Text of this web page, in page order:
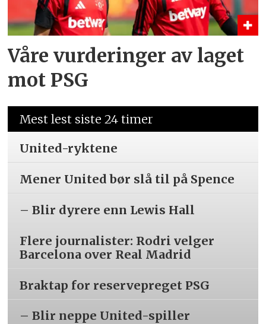
Våre vurderinger av laget
mot PSG
Mest lest siste 24 timer
United-ryktene
Mener United bør slå til på Spence
– Blir dyrere enn Lewis Hall
Flere journalister: Rodri velger
Barcelona over Real Madrid
Braktap for reservepreget PSG
– Blir neppe United-spiller